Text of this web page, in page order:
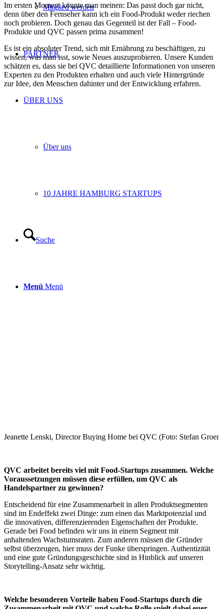
Mitglied werden
PARTNER
ÜBER UNS
Über uns
10 JAHRE HAMBURG STARTUPS
Suche
Menü Menü
Im ersten Moment könnte man meinen: Das passt doch gar nicht,
denn über den Fernseher kann ich ein Food-Produkt weder riechen
noch probieren. Doch genau das Gegenteil ist der Fall – Food-
Produkte und QVC passen prima zusammen!
Es ist ein absoluter Trend, sich mit Ernährung zu beschäftigen, zu
wissen, was man isst, sowie Neues auszuprobieren. Unsere Kunden
schätzen es, dass sie bei QVC detaillierte Informationen von unseren
Experten zu den Produkten erhalten und auch viele Hintergründe
zur Idee, den Menschen dahinter und der Entwicklung erfahren.
Jeanette Lenski, Director Buying Home bei QVC (Foto: Stefan
QVC arbeitet bereits viel mit Food-Startups zusammen. Welche
Voraussetzungen müssen diese erfüllen, um QVC als
Handelspartner zu gewinnen?
Entscheidend für eine Zusammenarbeit in allen Produktsegmenten
sind im Endeffekt zwei Dinge: zum einen das Marktpotenzial und
die innovativen, differenzierenden Eigenschaften der Produkte.
Gerade bei Food befinden wir uns in einem Segment mit
anhaltenden Wachstumsraten. Zum anderen müssen die Gründer
selbst überzeugen, hier muss der Funke überspringen. Authentizität
und eine gute Gründungsgeschichte sind in Hinblick auf unseren
Storytelling-Ansatz sehr wichtig.
Welche besonderen Vorteile haben Food-Startups durch die